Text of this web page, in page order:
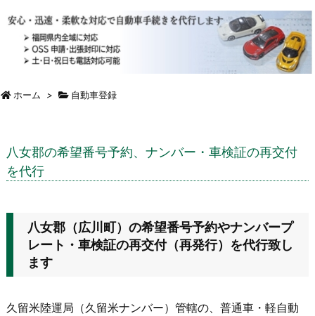
ホーム > 自動車登録
八女郡の希望番号予約、ナンバー・車検証の再交付
を代行
八女郡（広川町）の希望番号予約やナンバープ
レート・車検証の再交付（再発行）を代行致し
ます
久留米陸運局（久留米ナンバー）管轄の、普通車・軽自動